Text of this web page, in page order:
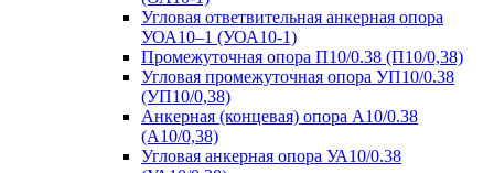
Угловая ответвительная анкерная опора
УОА10–1 (УОА10-1)
Промежуточная опора П10/0.38 (П10/0,38)
Угловая промежуточная опора УП10/0.38
(УП10/0,38)
Анкерная (концевая) опора А10/0.38
(А10/0,38)
Угловая анкерная опора УА10/0.38